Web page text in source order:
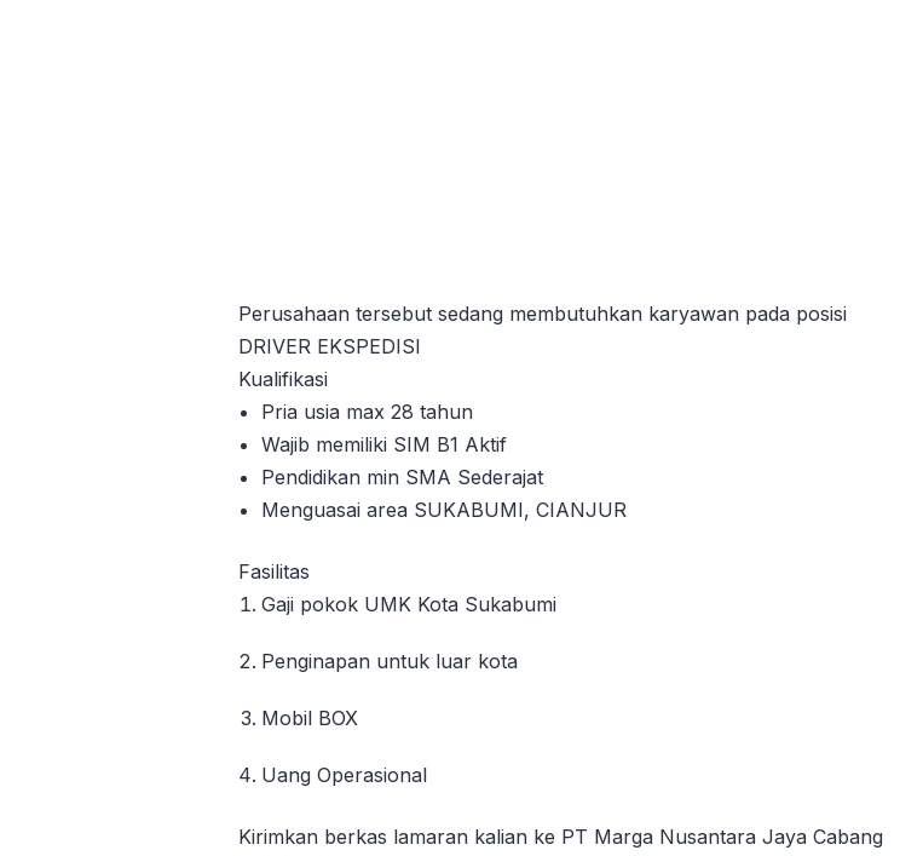
Perusahaan tersebut sedang membutuhkan karyawan pada posisi
DRIVER EKSPEDISI
Kualifikasi
Pria usia max 28 tahun
Wajib memiliki SIM B1 Aktif
Pendidikan min SMA Sederajat
Menguasai area SUKABUMI, CIANJUR
Fasilitas
Gaji pokok UMK Kota Sukabumi
Penginapan untuk luar kota
Mobil BOX
Uang Operasional
Kirimkan berkas lamaran kalian ke PT Marga Nusantara Jaya Cabang